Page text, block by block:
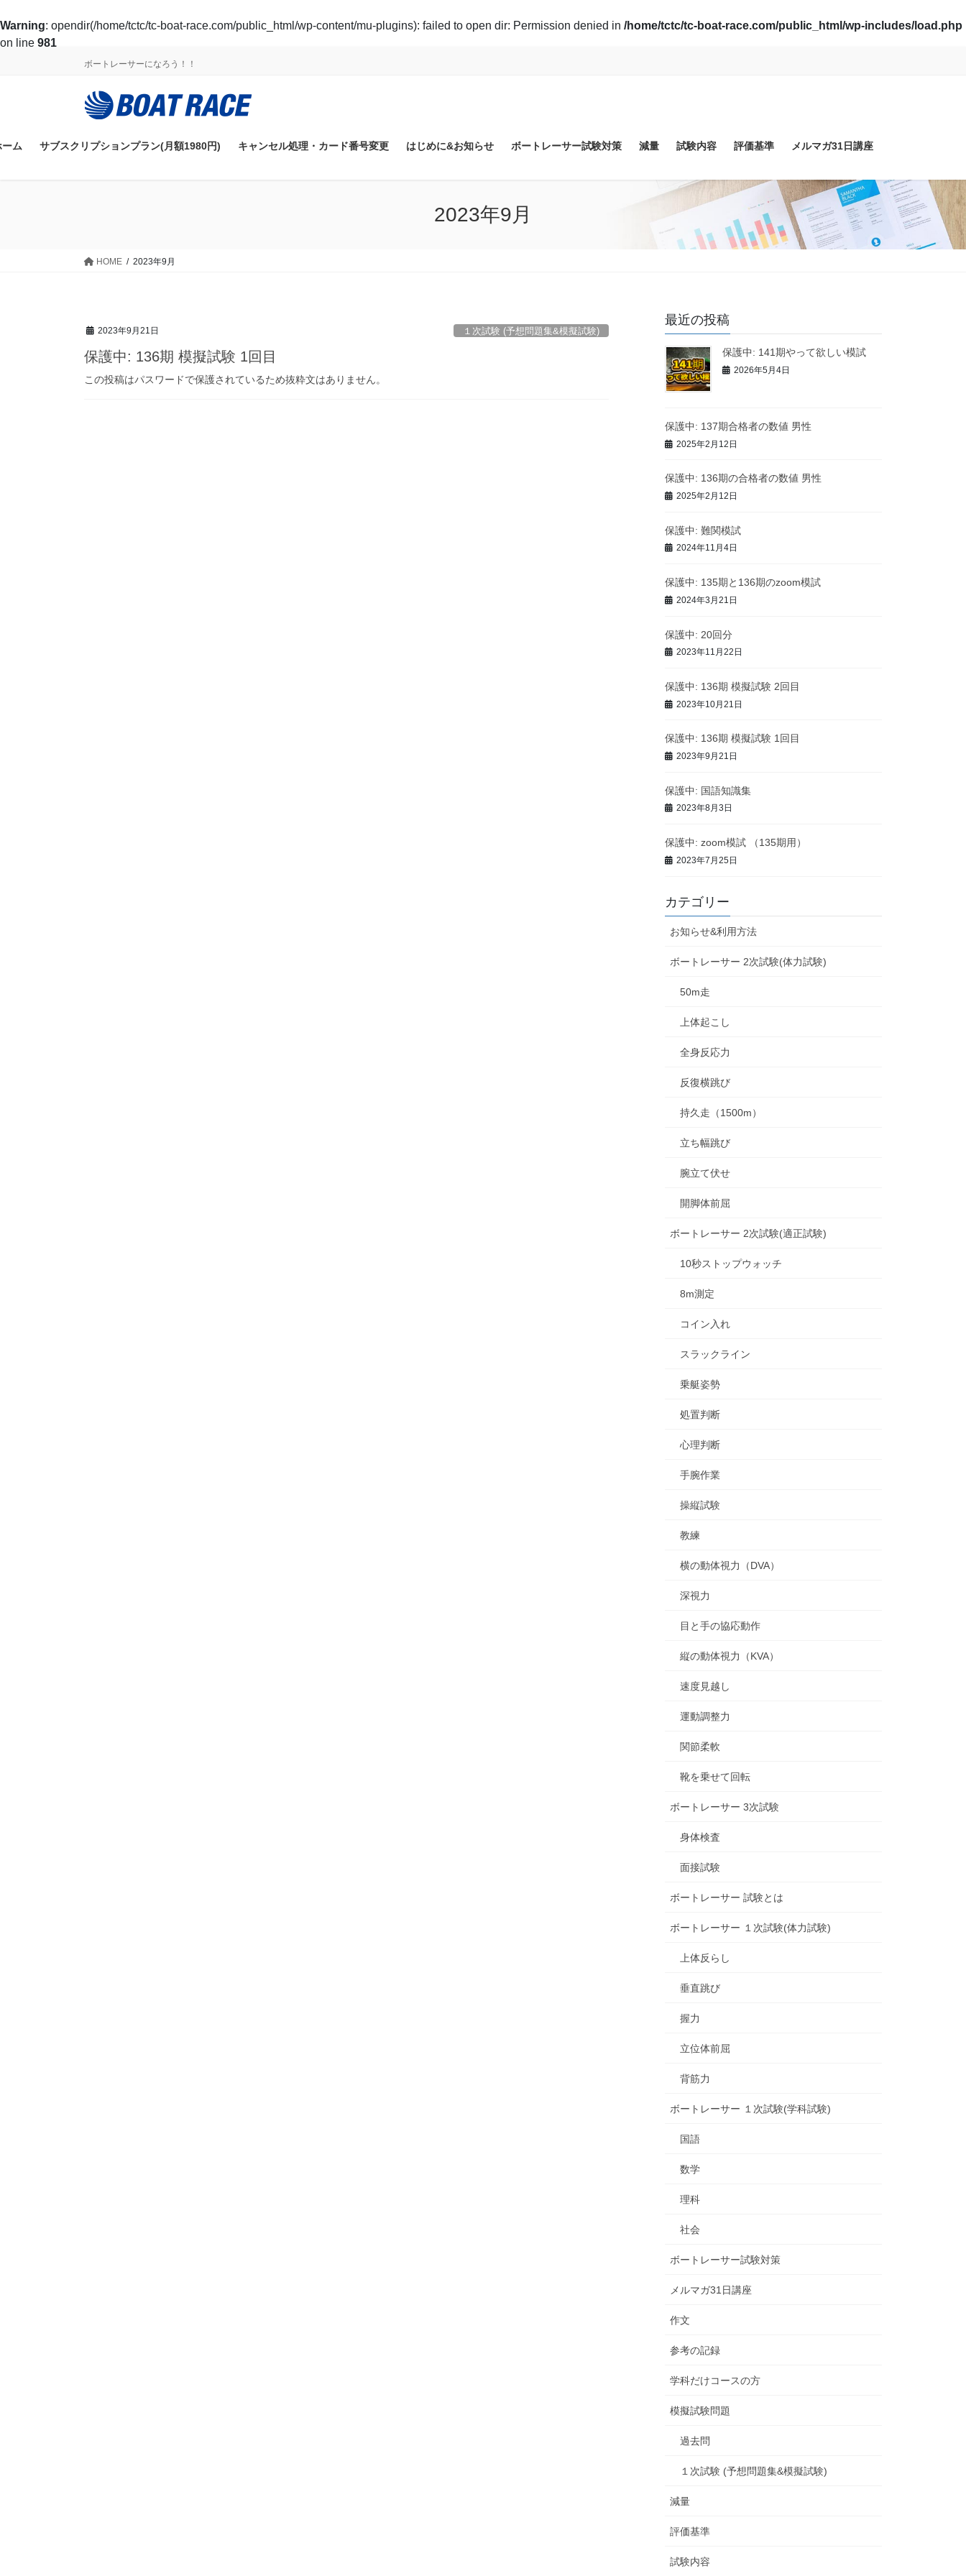
Warning: opendir(/home/tctc/tc-boat-race.com/public_html/wp-content/mu-plugins): failed to open dir: Permission denied in /home/tctc/tc-boat-race.com/public_html/wp-includes/load.php
on line 981
に
ョ
ボートレーサーになろう！！
ーム サブスクリプションプラン(月額1980円) キャンセル処理・カード番号変更 はじめに&お知らせ ボートレーサー試験対策 減量 試験内容 評価基準 メルマガ31日講座
2023年9月
HOME 2023年9月
2023年9月21日 １次試験 (予想問題集&模擬試験)
保護中: 136期 模擬試験 1回目
この投稿はパスワードで保護されているため抜粋文はありません。
最近の投稿
保護中: 141期やって欲しい模試
2026年5月4日
保護中: 137期合格者の数値 男性
2025年2月12日
保護中: 136期の合格者の数値 男性
2025年2月12日
保護中: 難関模試
2024年11月4日
保護中: 135期と136期のzoom模試
2024年3月21日
保護中: 20回分
2023年11月22日
保護中: 136期 模擬試験 2回目
2023年10月21日
保護中: 136期 模擬試験 1回目
2023年9月21日
保護中: 国語知識集
2023年8月3日
保護中: zoom模試 （135期用）
2023年7月25日
カテゴリー
お知らせ&利用方法
ボートレーサー 2次試験(体力試験)
50m走
上体起こし
全身反応力
反復横跳び
持久走（1500m）
立ち幅跳び
腕立て伏せ
開脚体前屈
ボートレーサー 2次試験(適正試験)
10秒ストップウォッチ
8m測定
コイン入れ
スラックライン
乗艇姿勢
処置判断
心理判断
手腕作業
操縦試験
教練
横の動体視力（DVA）
深視力
目と手の協応動作
縦の動体視力（KVA）
速度見越し
運動調整力
関節柔軟
靴を乗せて回転
ボートレーサー 3次試験
身体検査
面接試験
ボートレーサー 試験とは
ボートレーサー １次試験(体力試験)
上体反らし
垂直跳び
握力
立位体前屈
背筋力
ボートレーサー １次試験(学科試験)
国語
数学
理科
社会
ボートレーサー試験対策
メルマガ31日講座
作文
参考の記録
学科だけコースの方
模擬試験問題
過去問
１次試験 (予想問題集&模擬試験)
減量
評価基準
試験内容